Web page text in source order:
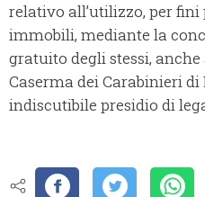
relativo all’utilizzo, per
immobili, mediante la
gratuito degli stessi,
Caserma dei Carabinieri
indiscutibile presidio di